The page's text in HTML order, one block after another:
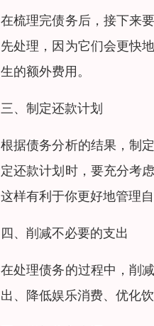
在梳理完债务后，接下来
先处理，因为它们会更快
生的额外费用。
三、制定还款计划
根据债务分析的结果，制
定还款计划时，要充分考
这样有利于你更好地管理自
四、削减不必要的支出
在处理债务的过程中，削
出、降低娱乐消费、优化